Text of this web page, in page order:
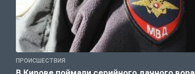
ПРОИСШЕСТВИЯ